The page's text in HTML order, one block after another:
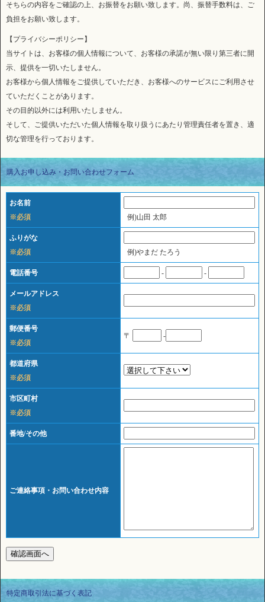
そちらの内容をご確認の上、お振替をお願い致します。尚、振替手数料は、ご
負担をお願い致します。
【プライバシーポリシー】
当サイトは、お客様の個人情報について、お客様の承諾が無い限り第三者に開
示、提供を一切いたしません。
お客様から個人情報をご提供していただき、お客様へのサービスにご利用させ
ていただくことがあります。
その目的以外には利用いたしません。
そして、ご提供いただいた個人情報を取り扱うにあたり管理責任者を置き、適
切な管理を行っております。
購入お申し込み・お問い合わせフォーム
お名前
※必須
例)山田 太郎
ふりがな
※必須
例)やまだ たろう
電話番号 - -
メールアドレス
※必須
郵便番号
※必須
〒 -
都道府県
※必須
市区町村
※必須
番地/その他
ご連絡事項・お問い合わせ内容
特定商取引法に基づく表記